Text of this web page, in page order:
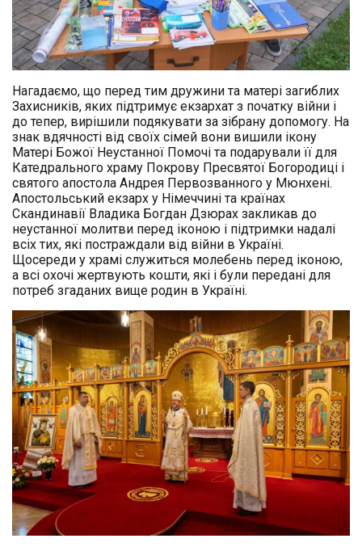
Нагадаємо, що перед тим дружини та матері загиблих
Захисників, яких підтримує екзархат з початку війни і
до тепер, вирішили подякувати за зібрану допомогу. На
знак вдячності від своїх сімей вони вишили ікону
Матері Божої Неустанної Помочі та подарували її для
Катедрального храму Покрову Пресвятої Богородиці і
святого апостола Андрeя Первозванного у Мюнхені.
Апостольський екзарх у Німеччині та країнах
Скандинавії Владика Богдан Дзюрах закликав до
неустанної молитви перед іконою і підтримки надалі
всіх тих, які постраждали від війни в Україні.
Щосереди у храмі служиться молебень перед іконою,
а всі охочі жертвують кошти, які і були передані для
потреб згаданих вище родин в Україні.